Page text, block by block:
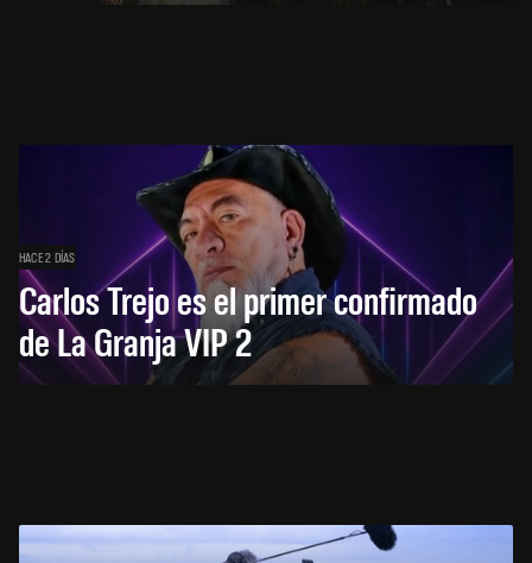
HACE 2 DÍAS
Carlos Trejo es el primer confirmado
de La Granja VIP 2